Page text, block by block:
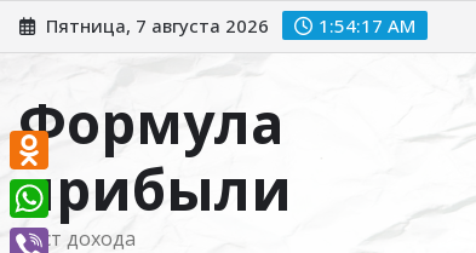
Перейти
к
Пятница, 7 августа 2026 1:54:18 AM
Формула
прибыли
Рост дохода
Odnoklassniki
WhatsApp